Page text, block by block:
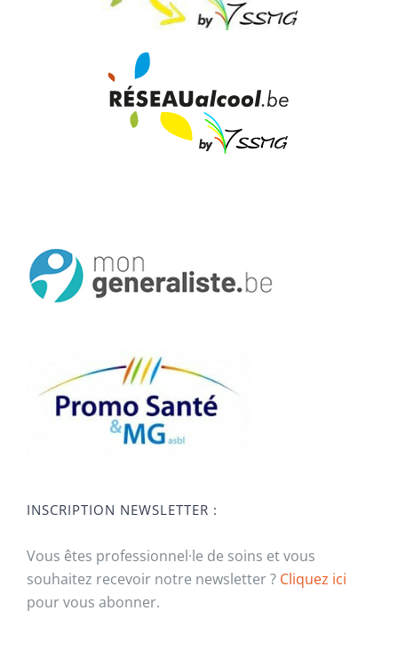
INSCRIPTION NEWSLETTER :
Vous êtes professionnel·le de soins et vous
souhaitez recevoir notre newsletter ? Cliquez ici
pour vous abonner.